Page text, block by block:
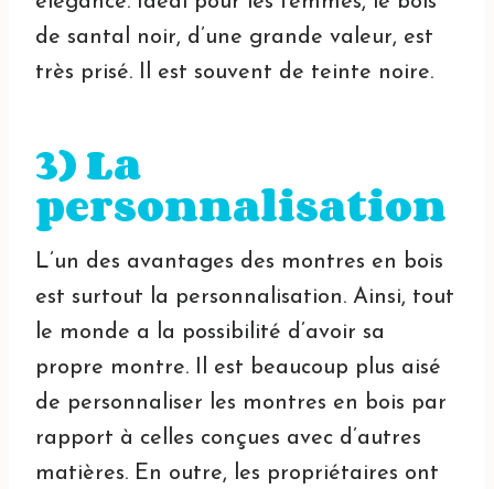
de santal noir, d’une grande valeur, est
très prisé. Il est souvent de teinte noire.
3) La
personnalisation
L’un des avantages des montres en bois
est surtout la personnalisation. Ainsi, tout
le monde a la possibilité d’avoir sa
propre montre. Il est beaucoup plus aisé
de personnaliser les montres en bois par
rapport à celles conçues avec d’autres
matières. En outre, les propriétaires ont